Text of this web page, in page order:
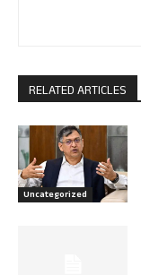
RELATED ARTICLES
Uncategorized